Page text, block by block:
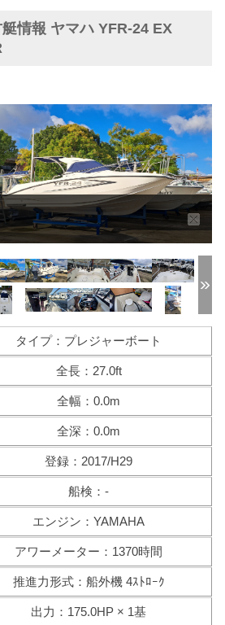
情報 ヤマハ YFR-24 EX
タイプ：プレジャーボート
全長：27.0ft
全幅：0.0m
全深：0.0m
登録：2017/H29
船検：-
エンジン：YAMAHA
アワーメーター：1370時間
推進力形式：船外機 4ｽﾄﾛｰｸ
出力：175.0HP × 1基